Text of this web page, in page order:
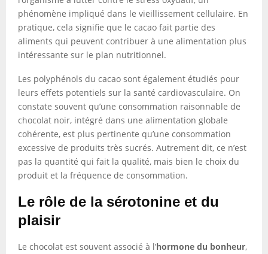
phénomène impliqué dans le vieillissement cellulaire. En
pratique, cela signifie que le cacao fait partie des
aliments qui peuvent contribuer à une alimentation plus
intéressante sur le plan nutritionnel.
Les polyphénols du cacao sont également étudiés pour
leurs effets potentiels sur la santé cardiovasculaire. On
constate souvent qu’une consommation raisonnable de
chocolat noir, intégré dans une alimentation globale
cohérente, est plus pertinente qu’une consommation
excessive de produits très sucrés. Autrement dit, ce n’est
pas la quantité qui fait la qualité, mais bien le choix du
produit et la fréquence de consommation.
Le rôle de la sérotonine et du
plaisir
Le chocolat est souvent associé à l’hormone du bonheur,